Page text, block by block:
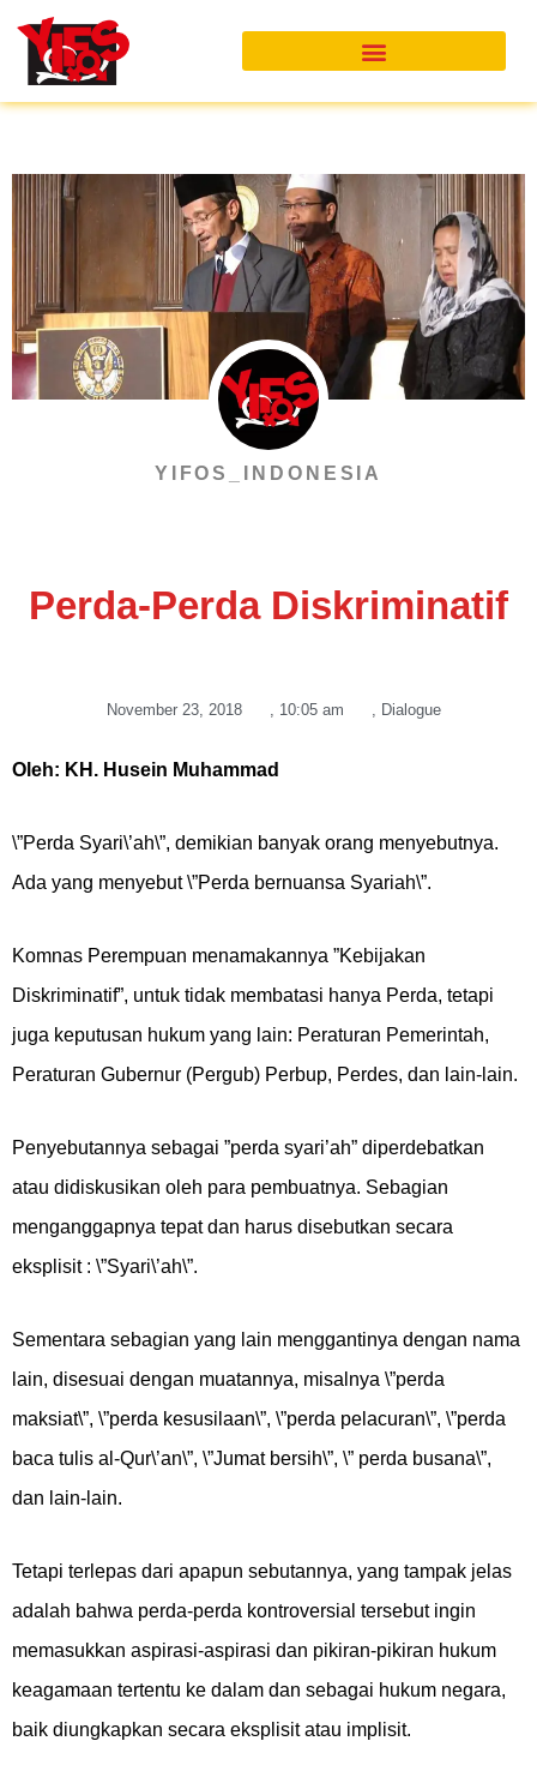
content
YIFOS_INDONESIA
Perda-Perda Diskriminatif
November 23, 2018 10:05 am Dialogue
Oleh: KH. Husein Muhammad
\”Perda Syari\’ah\”, demikian banyak orang menyebutnya.
Ada yang menyebut \”Perda bernuansa Syariah\”.
Komnas Perempuan menamakannya ”Kebijakan
Diskriminatif”, untuk tidak membatasi hanya Perda, tetapi
juga keputusan hukum yang lain: Peraturan Pemerintah,
Peraturan Gubernur (Pergub) Perbup, Perdes, dan lain-lain.
Penyebutannya sebagai ”perda syari’ah” diperdebatkan
atau didiskusikan oleh para pembuatnya. Sebagian
menganggapnya tepat dan harus disebutkan secara
eksplisit : \”Syari\’ah\”.
Sementara sebagian yang lain menggantinya dengan nama
lain, disesuai dengan muatannya, misalnya \”perda
maksiat\”, \”perda kesusilaan\”, \”perda pelacuran\”, \”perda
baca tulis al-Qur\’an\”, \”Jumat bersih\”, \” perda busana\”,
dan lain-lain.
Tetapi terlepas dari apapun sebutannya, yang tampak jelas
adalah bahwa perda-perda kontroversial tersebut ingin
memasukkan aspirasi-aspirasi dan pikiran-pikiran hukum
keagamaan tertentu ke dalam dan sebagai hukum negara,
baik diungkapkan secara eksplisit atau implisit.